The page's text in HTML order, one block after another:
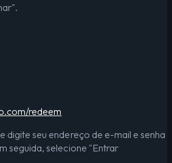
redeem
digite seu endereço de e-mail e senha
seguida, selecione "Entrar